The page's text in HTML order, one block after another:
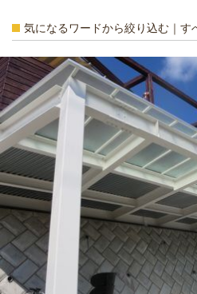
気になるワードから絞り込む｜す